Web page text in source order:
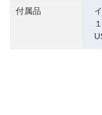
付属品